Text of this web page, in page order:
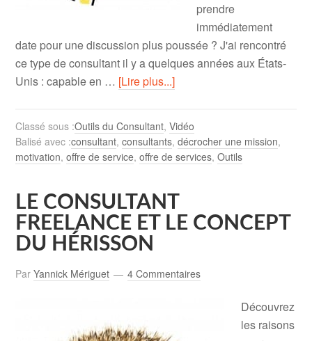
prendre
immédiatement
date pour une discussion plus poussée ? J'ai rencontré
ce type de consultant il y a quelques années aux États-
Unis : capable en … [Lire plus...]
Classé sous :Outils du Consultant,Vidéo
Balisé avec :consultant,consultants,décrocher une mission,
motivation,offre de service,offre de services,Outils
LE CONSULTANT
FREELANCE ET LE CONCEPT
DU HÉRISSON
ParYannick Mériguet 4 Commentaires
Découvrez
les raisons